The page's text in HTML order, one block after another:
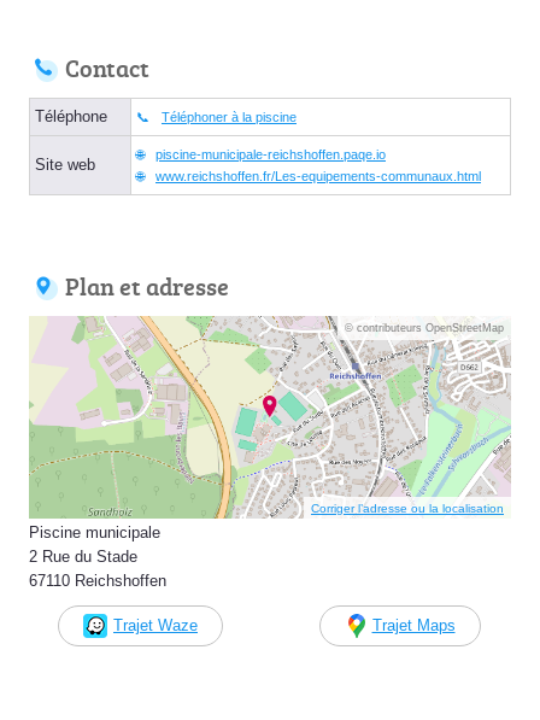
Contact
Téléphone Téléphoner à la piscine
Site web
piscine-municipale-reichshoffen.paqe.io
www.reichshoffen.fr/Les-equipements-communaux.html
Plan et adresse
© contributeurs OpenStreetMap
Corriger l’adresse ou la localisation
Piscine municipale
2 Rue du Stade
67110 Reichshoffen
Trajet Waze Trajet Maps